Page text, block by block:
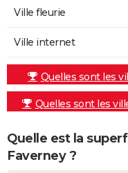
Ville fleurie
Ville internet
Quelles sont les
Quelles sont les
Quelle est la
Faverney ?